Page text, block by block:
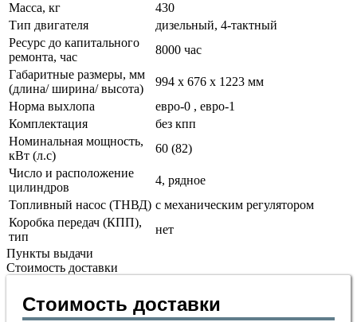
Масса, кг
430
Тип двигателя
дизельный, 4-тактный
Ресурс до капитального
ремонта, час
8000 час
Габаритные размеры, мм
(длина/ ширина/ высота)
994 х 676 х 1223 мм
Норма выхлопа
евро-0 , евро-1
Комплектация
без кпп
Номинальная мощность,
кВт (л.с)
60 (82)
Число и расположение
цилиндров
4, рядное
Топливный насос (ТНВД) с механическим регулятором
Коробка передач (КПП),
тип
нет
Пункты выдачи
Стоимость доставки
Стоимость доставки